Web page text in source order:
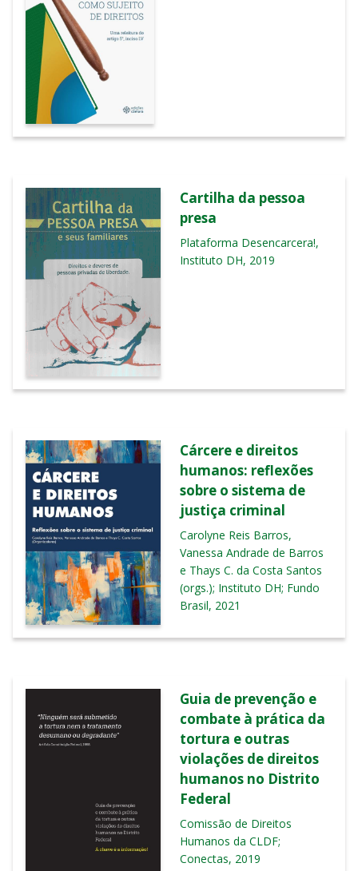
Cartilha da pessoa
presa
Plataforma Desencarcera!,
Instituto DH, 2019
Cárcere e direitos
humanos: reflexões
sobre o sistema de
justiça criminal
Carolyne Reis Barros,
Vanessa Andrade de Barros
e Thays C. da Costa Santos
(orgs.); Instituto DH; Fundo
Brasil, 2021
Guia de prevenção e
combate à prática da
tortura e outras
violações de direitos
humanos no Distrito
Federal
Comissão de Direitos
Humanos da CLDF;
Conectas, 2019